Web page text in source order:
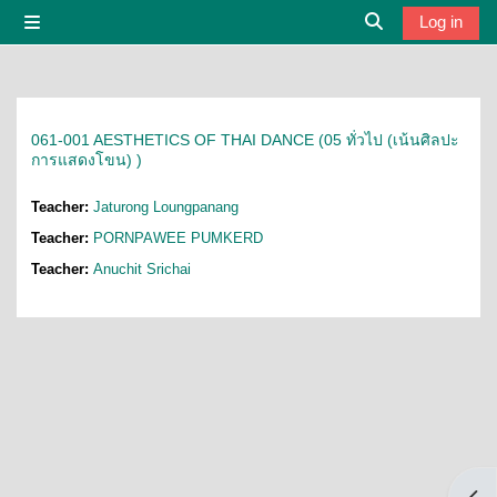
Toggle search
Log in
061-001 AESTHETICS OF THAI DANCE (05 ทั่วไป (เน้นศิลปะ
การแสดงโขน) )
Teacher: Jaturong Loungpanang
Teacher: PORNPAWEE PUMKERD
Teacher: Anuchit Srichai